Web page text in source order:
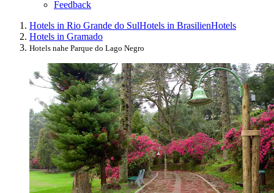
Feedback
Hotels in Rio Grande do SulHotels in BrasilienHotels
Hotels in Gramado
Hotels nahe Parque do Lago Negro